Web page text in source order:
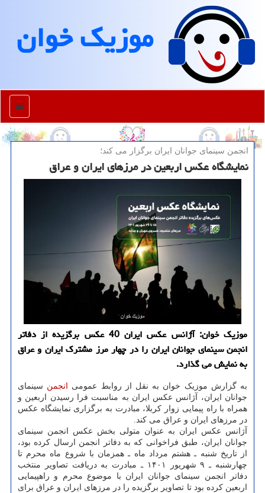
موزیك خوان
منو
انجمن سینمای جوانان ایران برگزار می كند؛
نمایشگاه عکس اربعین در مرزهای ایران و عراق
موزیک خوان: آژانس عکس ایران 40 عکس برگزیده از دفاتر
انجمن سینمای جوانان ایران را در چهار مرز مشترک ایران و عراق
به نمایش می گذارد.
به گزارش موزیک خوان به نقل از روابط عمومی انجمن سینمای
جوانان ایران، آژانس عکس ایران به مناسبت فرا رسیدن اربعین و
همراه با راه پیمایی زوار کربلا، مبادرت به برگزاری نمایشگاه عکس
در مرزهای ایران و عراق می کند.
آژانس عکس ایران به عنوان متولی بخش عکس انجمن سینمای
جوانان ایران، طبق فراخوانی که به دفاتر انجمن ارسال کرده بود،
از تاریخ شنبه ـ هشتم مرداد ماه ـ همزمان با شروع ماه محرم تا
چهارشنبه ـ ۹ شهریور ۱۴۰۱ ـ مبادرت به دریافت تصاویر منتخب
دفاتر انجمن سینمای جوانان ایران با موضوع محرم و راهپیمایی
اربعین کرده بود تا تصاویر برگزیده را در مرزهای ایران و عراق برای